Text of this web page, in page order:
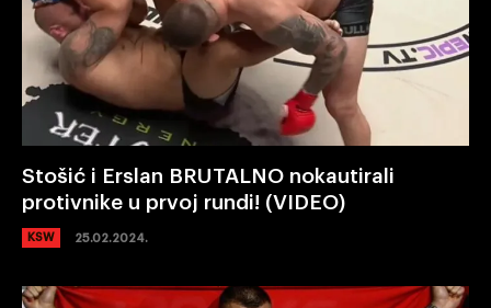
Stošić i Erslan BRUTALNO nokautirali
protivnike u prvoj rundi! (VIDEO)
KSW 25.02.2024.